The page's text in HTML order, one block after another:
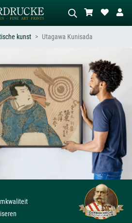
– bijv.
Beschrijf de scène – bijv. groene
weide, abstract met veel rood, donker
olieverfschilderij, staand naakt naast
een boom.
kunst Utagawa Kunisada